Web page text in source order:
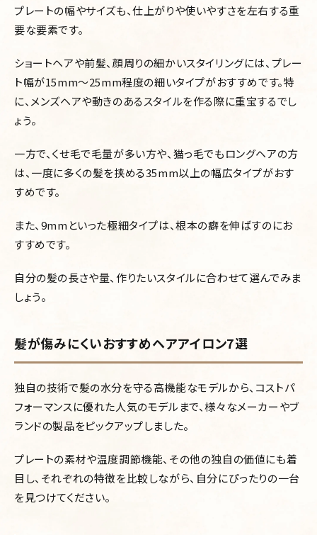
プレートの幅やサイズも、仕上がりや使いやすさを左右する重
要な要素です。
ショートヘアや前髪、顔周りの細かいスタイリングには、プレー
ト幅が15mm〜25mm程度の細いタイプがおすすめです。特
に、メンズヘアや動きのあるスタイルを作る際に重宝するでし
ょう。
一方で、くせ毛で毛量が多い方や、猫っ毛でもロングヘアの方
は、一度に多くの髪を挟める35mm以上の幅広タイプがおす
すめです。
また、9mmといった極細タイプは、根本の癖を伸ばすのにお
すすめです。
自分の髪の長さや量、作りたいスタイルに合わせて選んでみま
しょう。
髪が傷みにくいおすすめヘアアイロン7選
独自の技術で髪の水分を守る高機能なモデルから、コストパ
フォーマンスに優れた人気のモデルまで、様々なメーカーやブ
ランドの製品をピックアップしました。
プレートの素材や温度調節機能、その他の独自の価値にも着
目し、それぞれの特徴を比較しながら、自分にぴったりの一台
を見つけてください。